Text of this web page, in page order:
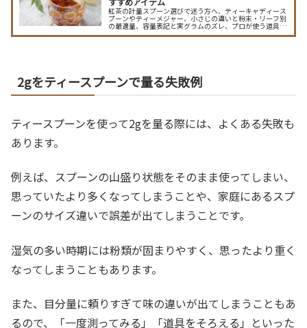
紅茶の計量スプーン選びで迷う方へ、ティーキャディース
プーンやティーメジャー、小さじの違いと粉末・リーフ別
の最適量、容量表記と実グラムのズレ、プロが使う道具や
手入れ法、毎回安定した味にする計量のコツまで詳しく解
説し、失敗しない選び方を丁寧に案内します。容量表記の
2gをティースプーンで量る失敗例
ティースプーンを使って2gを量る際には、よくある失敗も
あります。
例えば、スプーンの山盛り状態をそのまま使ってしまい、
思っていたより多くなってしまうことや、家庭にあるスプ
ーンのサイズ違いで誤差が出てしまうことです。
湿気の多い時期には粉類が固まりやすく、思ったより重く
なってしまうこともあります。
また、目分量に頼りすぎて味の違いが出てしまうこともあ
るので、「一度測ってみる」「道具をそろえる」といった